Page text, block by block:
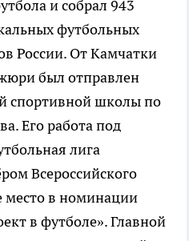
и собрал 943
футбольных
России. От Камчатки
был отправлен
спортивной школы по
Его работа под
лига
Всероссийского
место в номинации
в футболе». Главной